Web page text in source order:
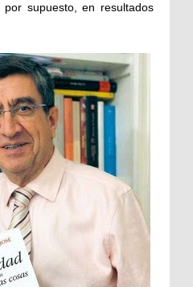
por supuesto, en resultados